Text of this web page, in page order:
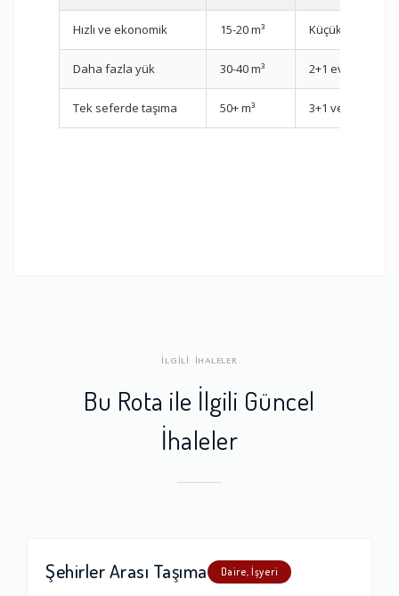
Hızlı ve ekonomik 15-20 m³ Küçük ev /
Daha fazla yük 30-40 m³ 2+1 evler
Tek seferde taşıma 50+ m³ 3+1 ve üzeri
İLGİLİ İHALELER
Bu Rota ile İlgili Güncel
İhaleler
Şehirler Arası Taşıma Daire, İşyeri